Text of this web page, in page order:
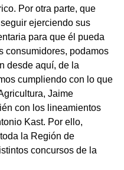
Por otra parte, que
ejerciendo sus
para que él pueda
consumidores, podamos
desde aquí, de la
cumpliendo con lo que
Jaime
con los lineamientos
Kast. Por ello,
la Región de
concursos de la